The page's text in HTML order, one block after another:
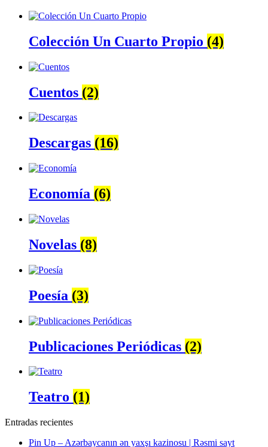
Colección Un Cuarto Propio (4)
Cuentos (2)
Descargas (16)
Economía (6)
Novelas (8)
Poesía (3)
Publicaciones Periódicas (2)
Teatro (1)
Entradas recientes
Pin Up – Azərbaycanın ən yaxşı kazinosu | Rəsmi sayt